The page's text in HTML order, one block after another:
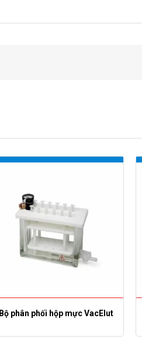
Bộ phân phối hộp mực VacElut